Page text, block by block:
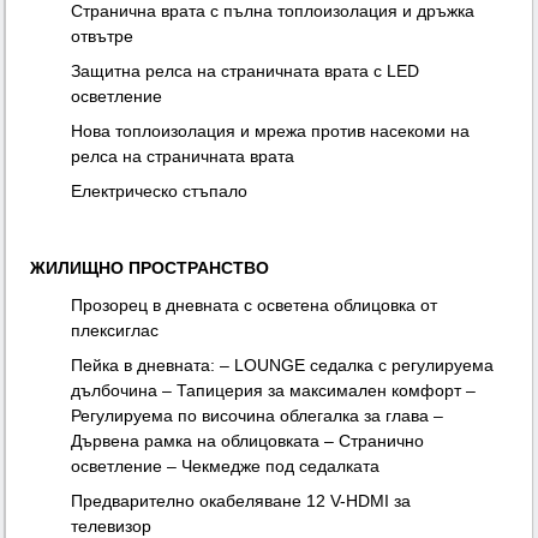
Странична врата с пълна топлоизолация и дръжка
отвътре
Защитна релса на страничната врата с LED
осветление
Нова топлоизолация и мрежа против насекоми на
релса на страничната врата
Електрическо стъпало
ЖИЛИЩНО ПРОСТРАНСТВО
Прозорец в дневната с осветена облицовка от
плексиглас
Пейка в дневната: – LOUNGE седалка с регулируема
дълбочина – Тапицерия за максимален комфорт –
Регулируема по височина облегалка за глава –
Дървена рамка на облицовката – Странично
осветление – Чекмедже под седалката
Предварително окабеляване 12 V-HDMI за
телевизор